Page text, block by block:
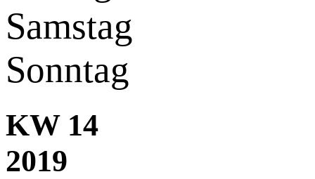
Samstag
Sonntag
KW 14
2019